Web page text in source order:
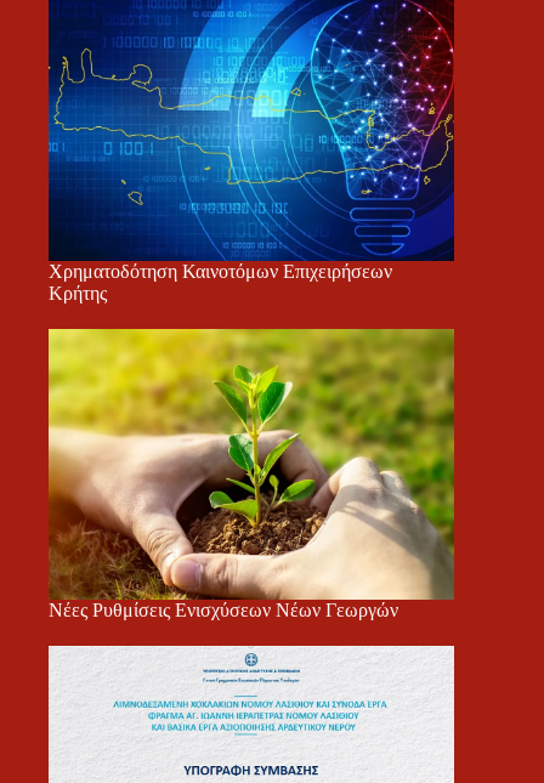
Χρηματοδότηση Καινοτόμων Επιχειρήσεων
Κρήτης
Νέες Ρυθμίσεις Ενισχύσεων Νέων Γεωργών